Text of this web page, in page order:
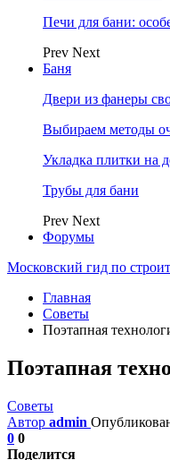
Печи для бани:
Prev Next
Баня
Двери из фанеры
Выбираем методы
Укладка плитки на
Трубы для бани
Prev Next
Форумы
Московский гид по
Главная
Советы
Поэтапная
Поэтапная
Советы
Автор admin
0 0
Поделится